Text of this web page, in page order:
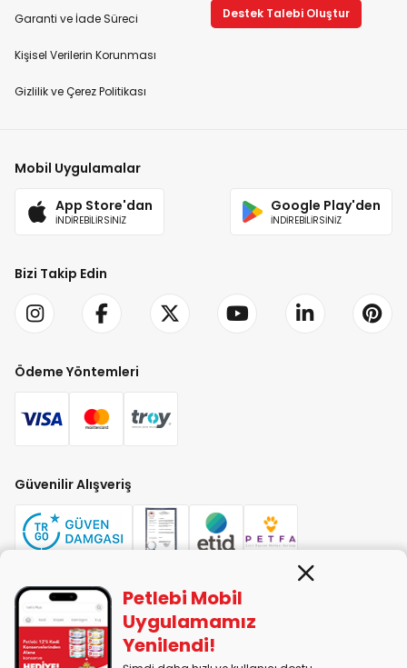
Garanti ve İade Süreci
Kişisel Verilerin Korunması
Gizlilik ve Çerez Politikası
Destek Talebi Oluştur
Mobil Uygulamalar
App Store'dan
İNDİREBİLİRSİNİZ
Google Play'den
İNDİREBİLİRSİNİZ
Bizi Takip Edin
Ödeme Yöntemleri
Güvenilir Alışveriş
PETLEBİ EVCİL HAYVAN ÜRÜNLERİ PAZ. SAN. TİC. LTD. ŞTİ. Alaşarköy Mah.
1. Alaşar Cad. No: 9 Osmangazi/Bursa
7290599225 vergi numarasıyla Uludağ Vergi Dairesi'ne bağlıdır.
Petlebi Mobil
Uygulamamız
Yenilendi!